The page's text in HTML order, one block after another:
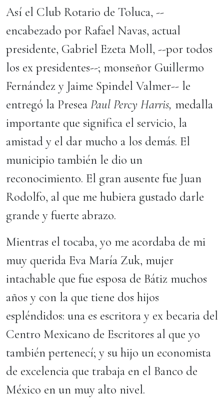
Así el Club Rotario de Toluca, --
encabezado por Rafael Navas, actual
presidente, Gabriel Ezeta Moll, --por todos
los ex presidentes--; monseñor Guillermo
Fernández y Jaime Spindel Valmer-- le
entregó la Presea Paul Percy Harris, medalla
importante que significa el servicio, la
amistad y el dar mucho a los demás. El
municipio también le dio un
reconocimiento. El gran ausente fue Juan
Rodolfo, al que me hubiera gustado darle
grande y fuerte abrazo.
Mientras el tocaba, yo me acordaba de mi
muy querida Eva María Zuk, mujer
intachable que fue esposa de Bátiz muchos
años y con la que tiene dos hijos
espléndidos: una es escritora y ex becaria del
Centro Mexicano de Escritores al que yo
también pertenecí; y su hijo un economista
de excelencia que trabaja en el Banco de
México en un muy alto nivel.